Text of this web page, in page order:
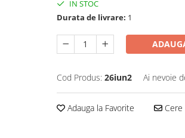
IN STOC
Durata de livrare: 1
Cod Produs: 26iun2 Ai nevoie
Adauga la Favorite